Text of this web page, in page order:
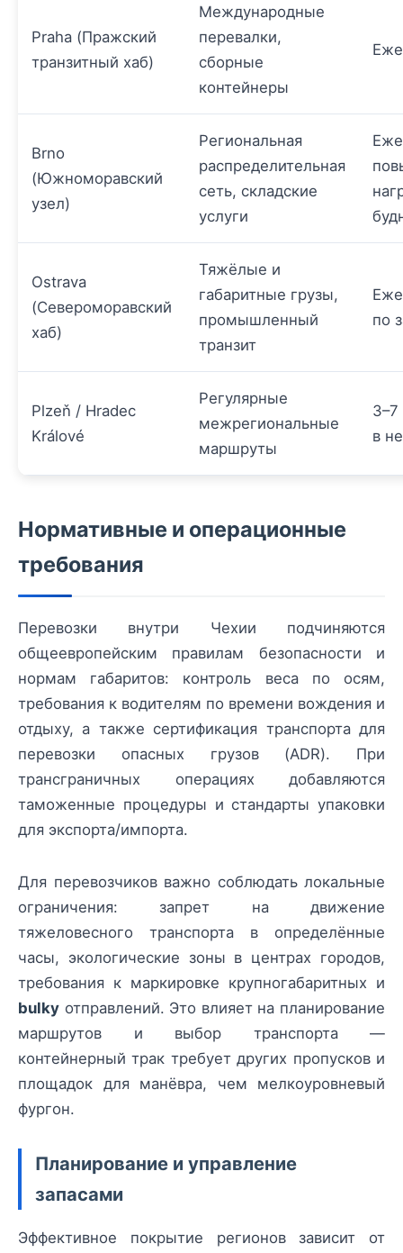
Praha (Пражский
транзитный хаб)
Международные
перевалки,
сборные
контейнеры
Brno
(Южноморавский
узел)
Региональная
распределительная
сеть, складские
услуги
Ostrava
(Североморавский
хаб)
Тяжёлые и
габаритные грузы,
промышленный
транзит
по
Plzeň / Hradec
Králové
Регулярные
межрегиональные
маршруты
3–7
в
Нормативные и операционные
требования
Перевозки внутри Чехии подчиняются
общеевропейским правилам безопасности и
нормам габаритов: контроль веса по осям,
требования к водителям по времени вождения и
отдыху, а также сертификация транспорта для
перевозки опасных грузов (ADR). При
трансграничных операциях добавляются
таможенные процедуры и стандарты упаковки
для экспорта/импорта.
Для перевозчиков важно соблюдать локальные
ограничения: запрет на движение
тяжеловесного транспорта в определённые
часы, экологические зоны в центрах городов,
требования к маркировке крупногабаритных и
bulky отправлений. Это влияет на планирование
маршрутов и выбор транспорта —
контейнерный трак требует других пропусков и
площадок для манёвра, чем мелкоуровневый
фургон.
Планирование и управление
запасами
Эффективное покрытие регионов зависит от